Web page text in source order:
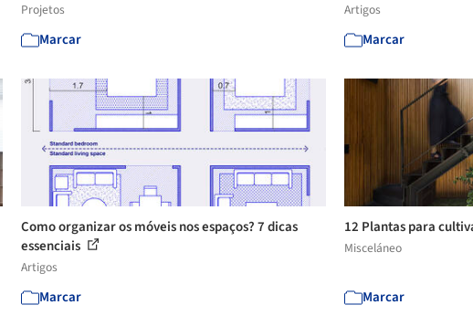
Projetos
Marcar
Artigos
Marcar
Como organizar os móveis nos espaços? 7 dicas
essenciais
Artigos
Marcar
12 Plantas para
Misceláneo
Marcar